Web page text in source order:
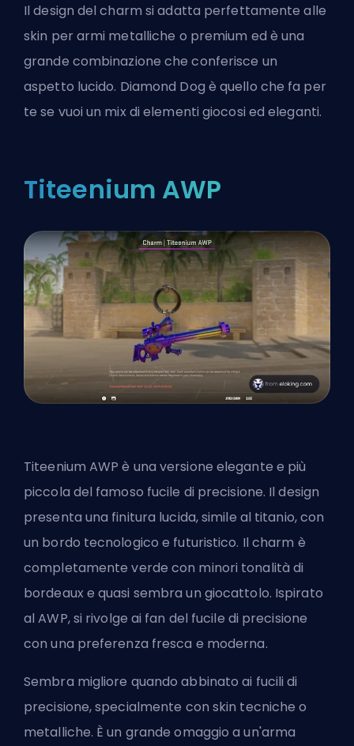
Il design del charm si adatta perfettamente alle
skin per armi metalliche o premium ed è una
grande combinazione che conferisce un
aspetto lucido. Diamond Dog è quello che fa per
te se vuoi un mix di elementi giocosi ed eleganti.
Titeenium AWP
Titeenium AWP è una versione elegante e più
piccola del famoso fucile di precisione. Il design
presenta una finitura lucida, simile al titanio, con
un bordo tecnologico e futuristico. Il charm è
completamente verde con minori tonalità di
bordeaux e quasi sembra un giocattolo. Ispirato
alAWP, si rivolge ai fan del fucile di precisione
con una preferenza fresca e moderna.
Sembra migliore quando abbinato ai fucili di
precisione, specialmente con skin tecniche o
metalliche. È un grande omaggio a un'arma